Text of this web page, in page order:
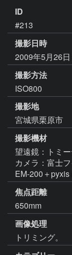
ID
#213
撮影日時
2009年5月26
撮影方法
ISO800
撮影地
宮城県栗原市
撮影機材
望遠鏡：トミ
カメラ：富士
EM-200＋
焦点距離
650mm
画像処理
トリミング。